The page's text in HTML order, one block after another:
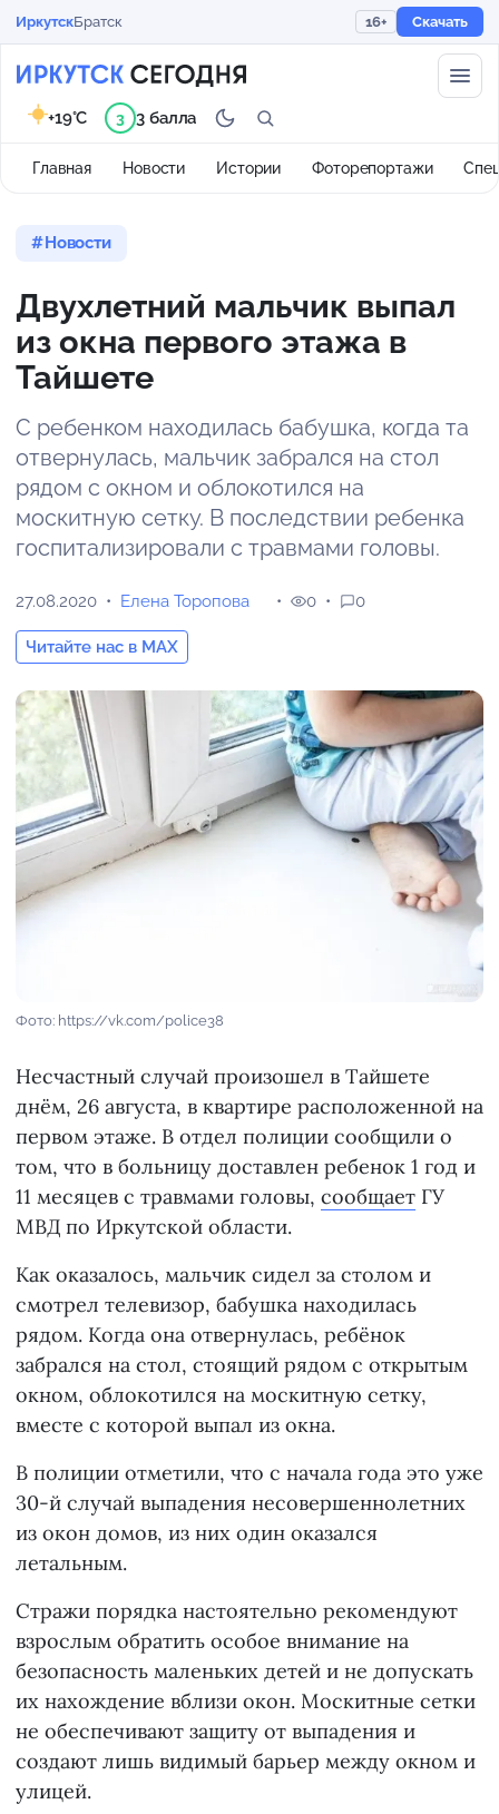
ИркутскБратск 16+ Скачать
Главная Новости Истории Фоторепортажи
+19°C 3 3 балла
Новости
Двухлетний мальчик выпал
из окна первого этажа в
Тайшете
С ребенком находилась бабушка, когда та
отвернулась, мальчик забрался на стол
рядом с окном и облокотился на
москитную сетку. В последствии ребенка
госпитализировали с травмами головы.
27.08.2020 Елена Торопова
Читайте нас в MAX
0 0
Фото: https://vk.com/police38
Несчастный случай произошел в Тайшете
днём, 26 августа, в квартире расположенной на
первом этаже. В отдел полиции сообщили о
том, что в больницу доставлен ребенок 1 год и
11 месяцев с травмами головы, сообщает ГУ
МВД по Иркутской области.
Как оказалось, мальчик сидел за столом и
смотрел телевизор, бабушка находилась
рядом. Когда она отвернулась, ребёнок
забрался на стол, стоящий рядом с открытым
окном, облокотился на москитную сетку,
вместе с которой выпал из окна.
В полиции отметили, что с начала года это уже
30-й случай выпадения несовершеннолетних
из окон домов, из них один оказался
летальным.
Стражи порядка настоятельно рекомендуют
взрослым обратить особое внимание на
безопасность маленьких детей и не допускать
их нахождение вблизи окон. Москитные сетки
не обеспечивают защиту от выпадения и
создают лишь видимый барьер между окном и
улицей.